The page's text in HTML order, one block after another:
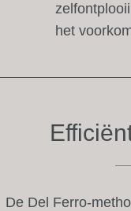
het
De Del Ferro-